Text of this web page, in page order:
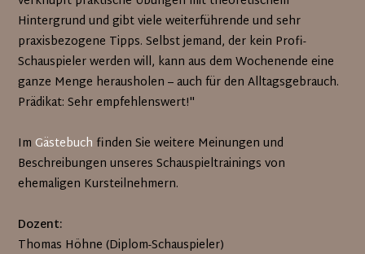
Hintergrund und gibt viele weiterführende und sehr
praxisbezogene Tipps. Selbst jemand, der kein Profi-
Schauspieler werden will, kann aus dem Wochenende eine
ganze Menge herausholen – auch für den Alltagsgebrauch.
Prädikat: Sehr empfehlenswert!"
ImGästebuch finden Sie weitere Meinungen und
Beschreibungen unseres Schauspieltrainings von
ehemaligen Kursteilnehmern.
Dozent:
Thomas Höhne (Diplom-Schauspieler)